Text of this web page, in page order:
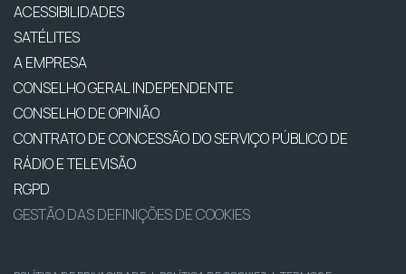
ACESSIBILIDADES
SATÉLITES
A EMPRESA
CONSELHO GERAL INDEPENDENTE
CONSELHO DE OPINIÃO
CONTRATO DE CONCESSÃO DO SERVIÇO PÚBLICO DE
RÁDIO E TELEVISÃO
RGPD
GESTÃO DAS DEFINIÇÕES DE COOKIES